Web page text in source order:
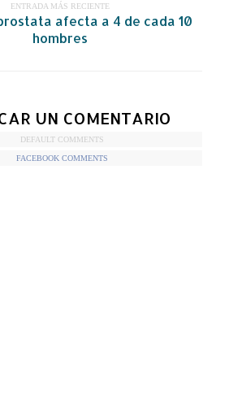
ENTRADA MÁS RECIENTE
afecta a 4 de cada 10
hombres
UN COMENTARIO
DEFAULT COMMENTS
FACEBOOK COMMENTS